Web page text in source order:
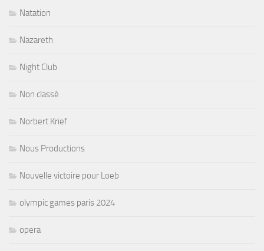
Natation
Nazareth
Night Club
Non classé
Norbert Krief
Nous Productions
Nouvelle victoire pour Loeb
olympic games paris 2024
opera